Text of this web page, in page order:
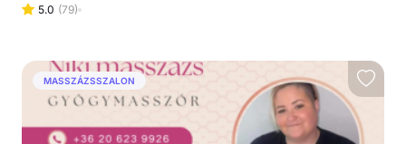
5.0 (79)
MASSZÁZSSZALON